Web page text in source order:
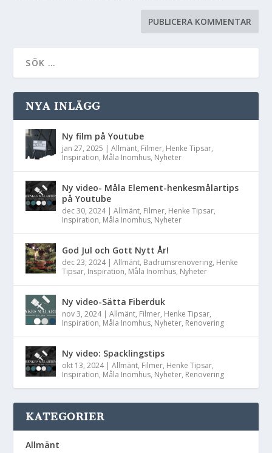
NYA INLÄGG
Ny film på Youtube
jan 27, 2025 |Allmänt, Filmer, Henke Tipsar,
Inspiration, Måla Inomhus, Nyheter
Ny video- Måla Element-henkesmålartips
på Youtube
dec 30, 2024|Allmänt, Filmer, Henke Tipsar,
Inspiration, Måla Inomhus, Nyheter
God Jul och Gott Nytt År!
dec 23, 2024|Allmänt, Badrumsrenovering, Henke
Tipsar, Inspiration, Måla Inomhus, Nyheter
Ny video-Sätta Fiberduk
nov 3, 2024|Allmänt, Filmer, Henke Tipsar,
Inspiration, Måla Inomhus, Nyheter, Renovering
Ny video: Spacklingstips
okt 13, 2024|Allmänt, Filmer, Henke Tipsar,
Inspiration, Måla Inomhus, Nyheter, Renovering
KATEGORIER
Allmänt